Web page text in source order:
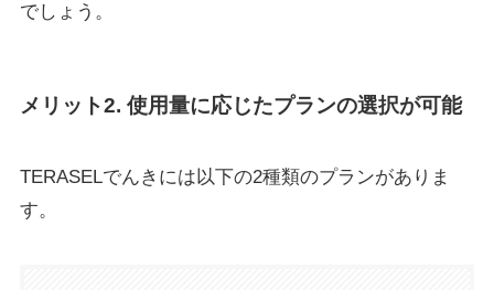
でしょう。
メリット2. 使用量に応じたプランの選択が可能
TERASELでんきには以下の2種類のプランがありま
す。